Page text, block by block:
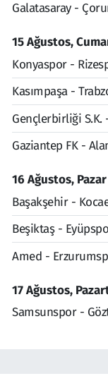
Galatasaray -
15 Ağustos,
Konyaspor -
Kasımpaşa -
Gençlerbirliği S.K.
Gaziantep FK -
16 Ağustos, Pazar
Başakşehir -
Beşiktaş -
Amed -
17 Ağustos,
Samsunspor -